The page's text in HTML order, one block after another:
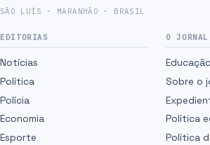
SÃO LUÍS · MARANHÃO · BRASIL
EDITORIAS
Notícias
Política
Polícia
Economia
Esporte
O JORNAL
Educação
Sobre o
Política
Política